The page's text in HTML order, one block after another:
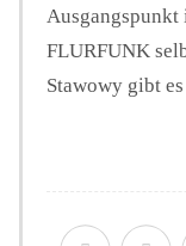
Ausgangspunkt
FLURFUNK
Stawowy gibt